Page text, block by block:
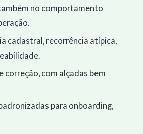
no comportamento
cadastral, recorrência atípica,
correção, com alçadas bem
para onboarding,